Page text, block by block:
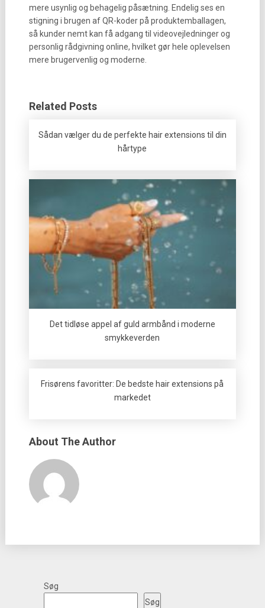
mere usynlig og behagelig påsætning. Endelig ses en
stigning i brugen af QR-koder på produktemballagen,
så kunder nemt kan få adgang til videovejledninger og
personlig rådgivning online, hvilket gør hele oplevelsen
mere brugervenlig og moderne.
Related Posts
Sådan vælger du de perfekte hair extensions til din
hårtype
Det tidløse appel af guld armbånd i moderne
smykkeverden
Frisørens favoritter: De bedste hair extensions på
markedet
About The Author
Søg
Søg